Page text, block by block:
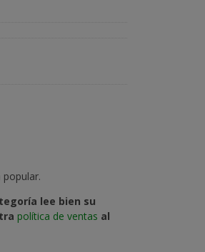
lee bien su
política de ventas al